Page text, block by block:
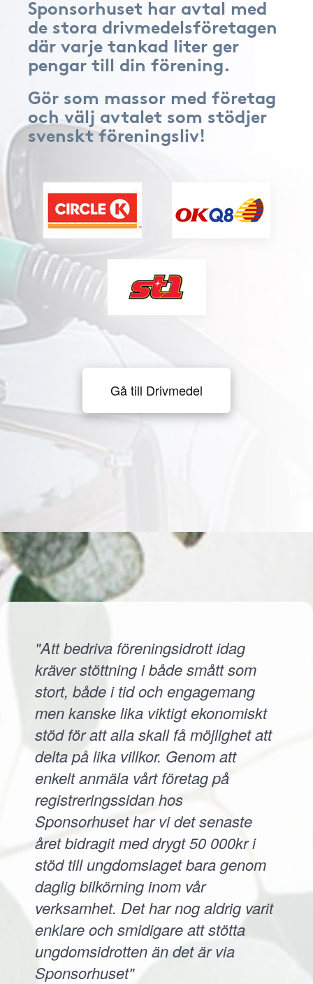
Sponsorhuset har avtal med
de stora drivmedelsföretagen
där varje tankad liter ger
pengar till din förening.
Gör som massor med företag
och välj avtalet som stödjer
svenskt föreningsliv!
Gå till Drivmedel
"Att bedriva föreningsidrott idag
kräver stöttning i både smått som
stort, både i tid och engagemang
men kanske lika viktigt ekonomiskt
stöd för att alla skall få möjlighet att
delta på lika villkor. Genom att
enkelt anmäla vårt företag på
registreringssidan hos
Sponsorhuset har vi det senaste
året bidragit med drygt 50 000kr i
stöd till ungdomslaget bara genom
daglig bilkörning inom vår
verksamhet. Det har nog aldrig varit
enklare och smidigare att stötta
ungdomsidrotten än det är via
Sponsorhuset"